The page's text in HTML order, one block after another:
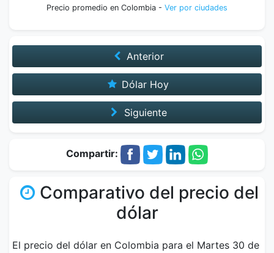
Precio promedio en Colombia - Ver por ciudades
Anterior
Dólar Hoy
Siguiente
Compartir:
Comparativo del precio del
dólar
El precio del dólar en Colombia para el Martes 30 de